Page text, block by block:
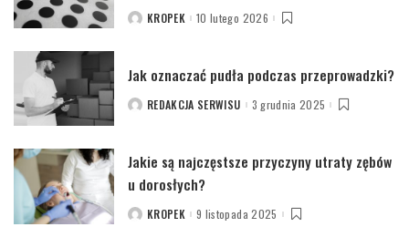
POSTEDKROPEK 10 lutego 2026
Jak oznaczać pudła podczas przeprowadzki?
POSTEDREDAKCJA SERWISU 3 grudnia 2025
Jakie są najczęstsze przyczyny utraty zębów
u dorosłych?
POSTEDKROPEK 9 listopada 2025